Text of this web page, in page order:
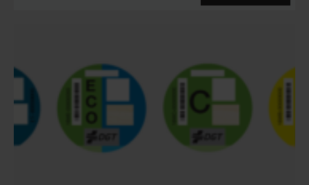
para
adquirir